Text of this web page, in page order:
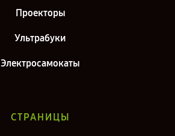
Проекторы
Ультрабуки
Электросамокаты
СТРАНИЦЫ